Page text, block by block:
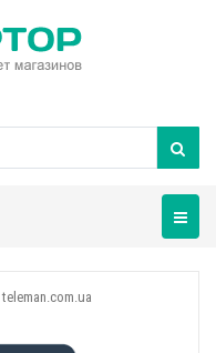
teleman.com.ua